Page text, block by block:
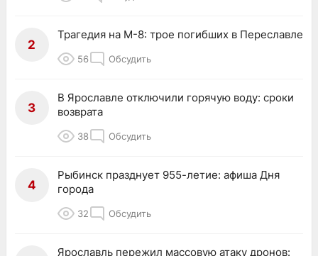
2
Трагедия на М-8: трое погибших в Переславле
56 Обсудить
3
В Ярославле отключили горячую воду: сроки
возврата
38 Обсудить
4
Рыбинск празднует 955-летие: афиша Дня
города
32 Обсудить
Ярославль пережил массовую атаку дронов: